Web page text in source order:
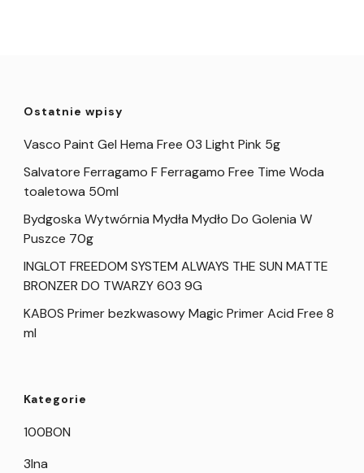
Ostatnie wpisy
Vasco Paint Gel Hema Free 03 Light Pink 5g
Salvatore Ferragamo F Ferragamo Free Time Woda
toaletowa 50ml
Bydgoska Wytwórnia Mydła Mydło Do Golenia W
Puszce 70g
INGLOT FREEDOM SYSTEM ALWAYS THE SUN MATTE
BRONZER DO TWARZY 603 9G
KABOS Primer bezkwasowy Magic Primer Acid Free 8
ml
Kategorie
100BON
3Ina